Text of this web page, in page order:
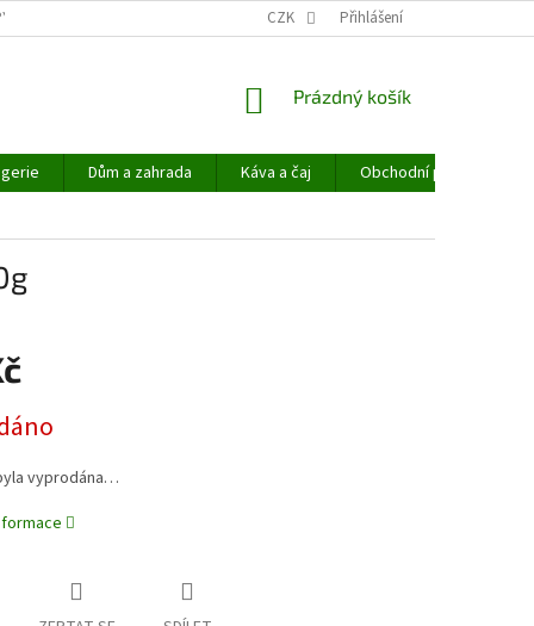
NAPIŠTE NÁM
CZK Přihlášení
NÁKUPNÍ
Prázdný košík
Dům a zahrada Káva a čaj Obchodní podmínky
vyprodána…